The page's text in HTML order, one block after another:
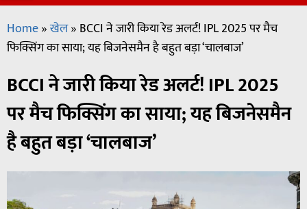
Home»खेल» BCCI ने जारी किया रेड अलर्ट! IPL 2025 पर मैच
फिक्सिंग का साया; यह बिजनेसमैन है बहुत बड़ा ‘चालबाज’
BCCI ने जारी किया रेड अलर्ट! IPL 2025
पर मैच फिक्सिंग का साया; यह बिजनेसमैन
है बहुत बड़ा ‘चालबाज’